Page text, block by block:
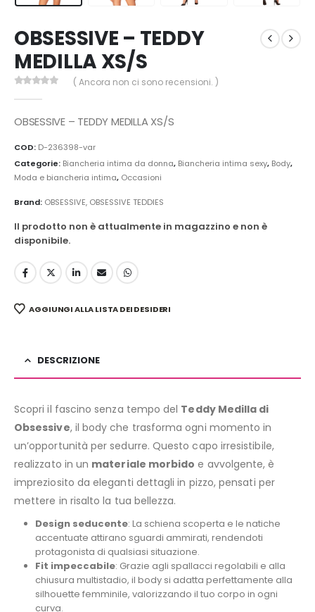
OBSESSIVE – TEDDY
MEDILLA XS/S
( Ancora non ci sono recensioni. )
OBSESSIVE – TEDDY MEDILLA XS/S
COD: D-236398-var
Categorie: Biancheria intima da donna, Biancheria intima sexy, Body,
Moda e biancheria intima, Occasioni
Brand: OBSESSIVE, OBSESSIVE TEDDIES
Il prodotto non è attualmente in magazzino e non è
disponibile.
AGGIUNGI ALLA LISTA DEI DESIDERI
DESCRIZIONE
Scopri il fascino senza tempo del Teddy Medilla di
Obsessive, il body che trasforma ogni momento in
un’opportunità per sedurre. Questo capo irresistibile,
realizzato in un materiale morbido e avvolgente, è
impreziosito da eleganti dettagli in pizzo, pensati per
mettere in risalto la tua bellezza.
Design seducente: La schiena scoperta e le natiche
accentuate attirano sguardi ammirati, rendendoti
protagonista di qualsiasi situazione.
Fit impeccabile: Grazie agli spallacci regolabili e alla
chiusura multistadio, il body si adatta perfettamente alla
silhouette femminile, valorizzando il tuo corpo in ogni
curva.